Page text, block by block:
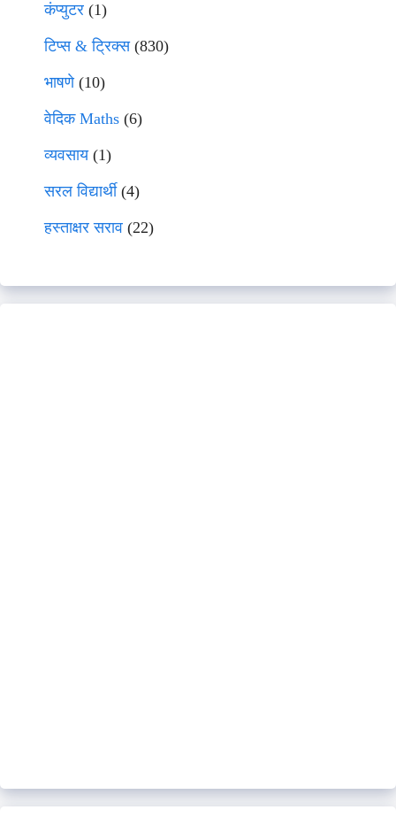
कंप्युटर (1)
टिप्स & ट्रिक्स(830)
भाषणे(10)
वेदिक Maths (6)
व्यवसाय(1)
सरल विद्यार्थी(4)
हस्ताक्षर सराव (22)